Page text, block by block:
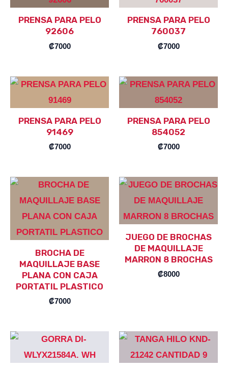
PRENSA PARA PELO
92606
₡7000
PRENSA PARA PELO
760037
₡7000
PRENSA PARA PELO
91469
₡7000
PRENSA PARA PELO
854052
₡7000
BROCHA DE
MAQUILLAJE BASE
PLANA CON CAJA
PORTATIL PLASTICO
₡7000
JUEGO DE BROCHAS
DE MAQUILLAJE
MARRON 8 BROCHAS
₡8000